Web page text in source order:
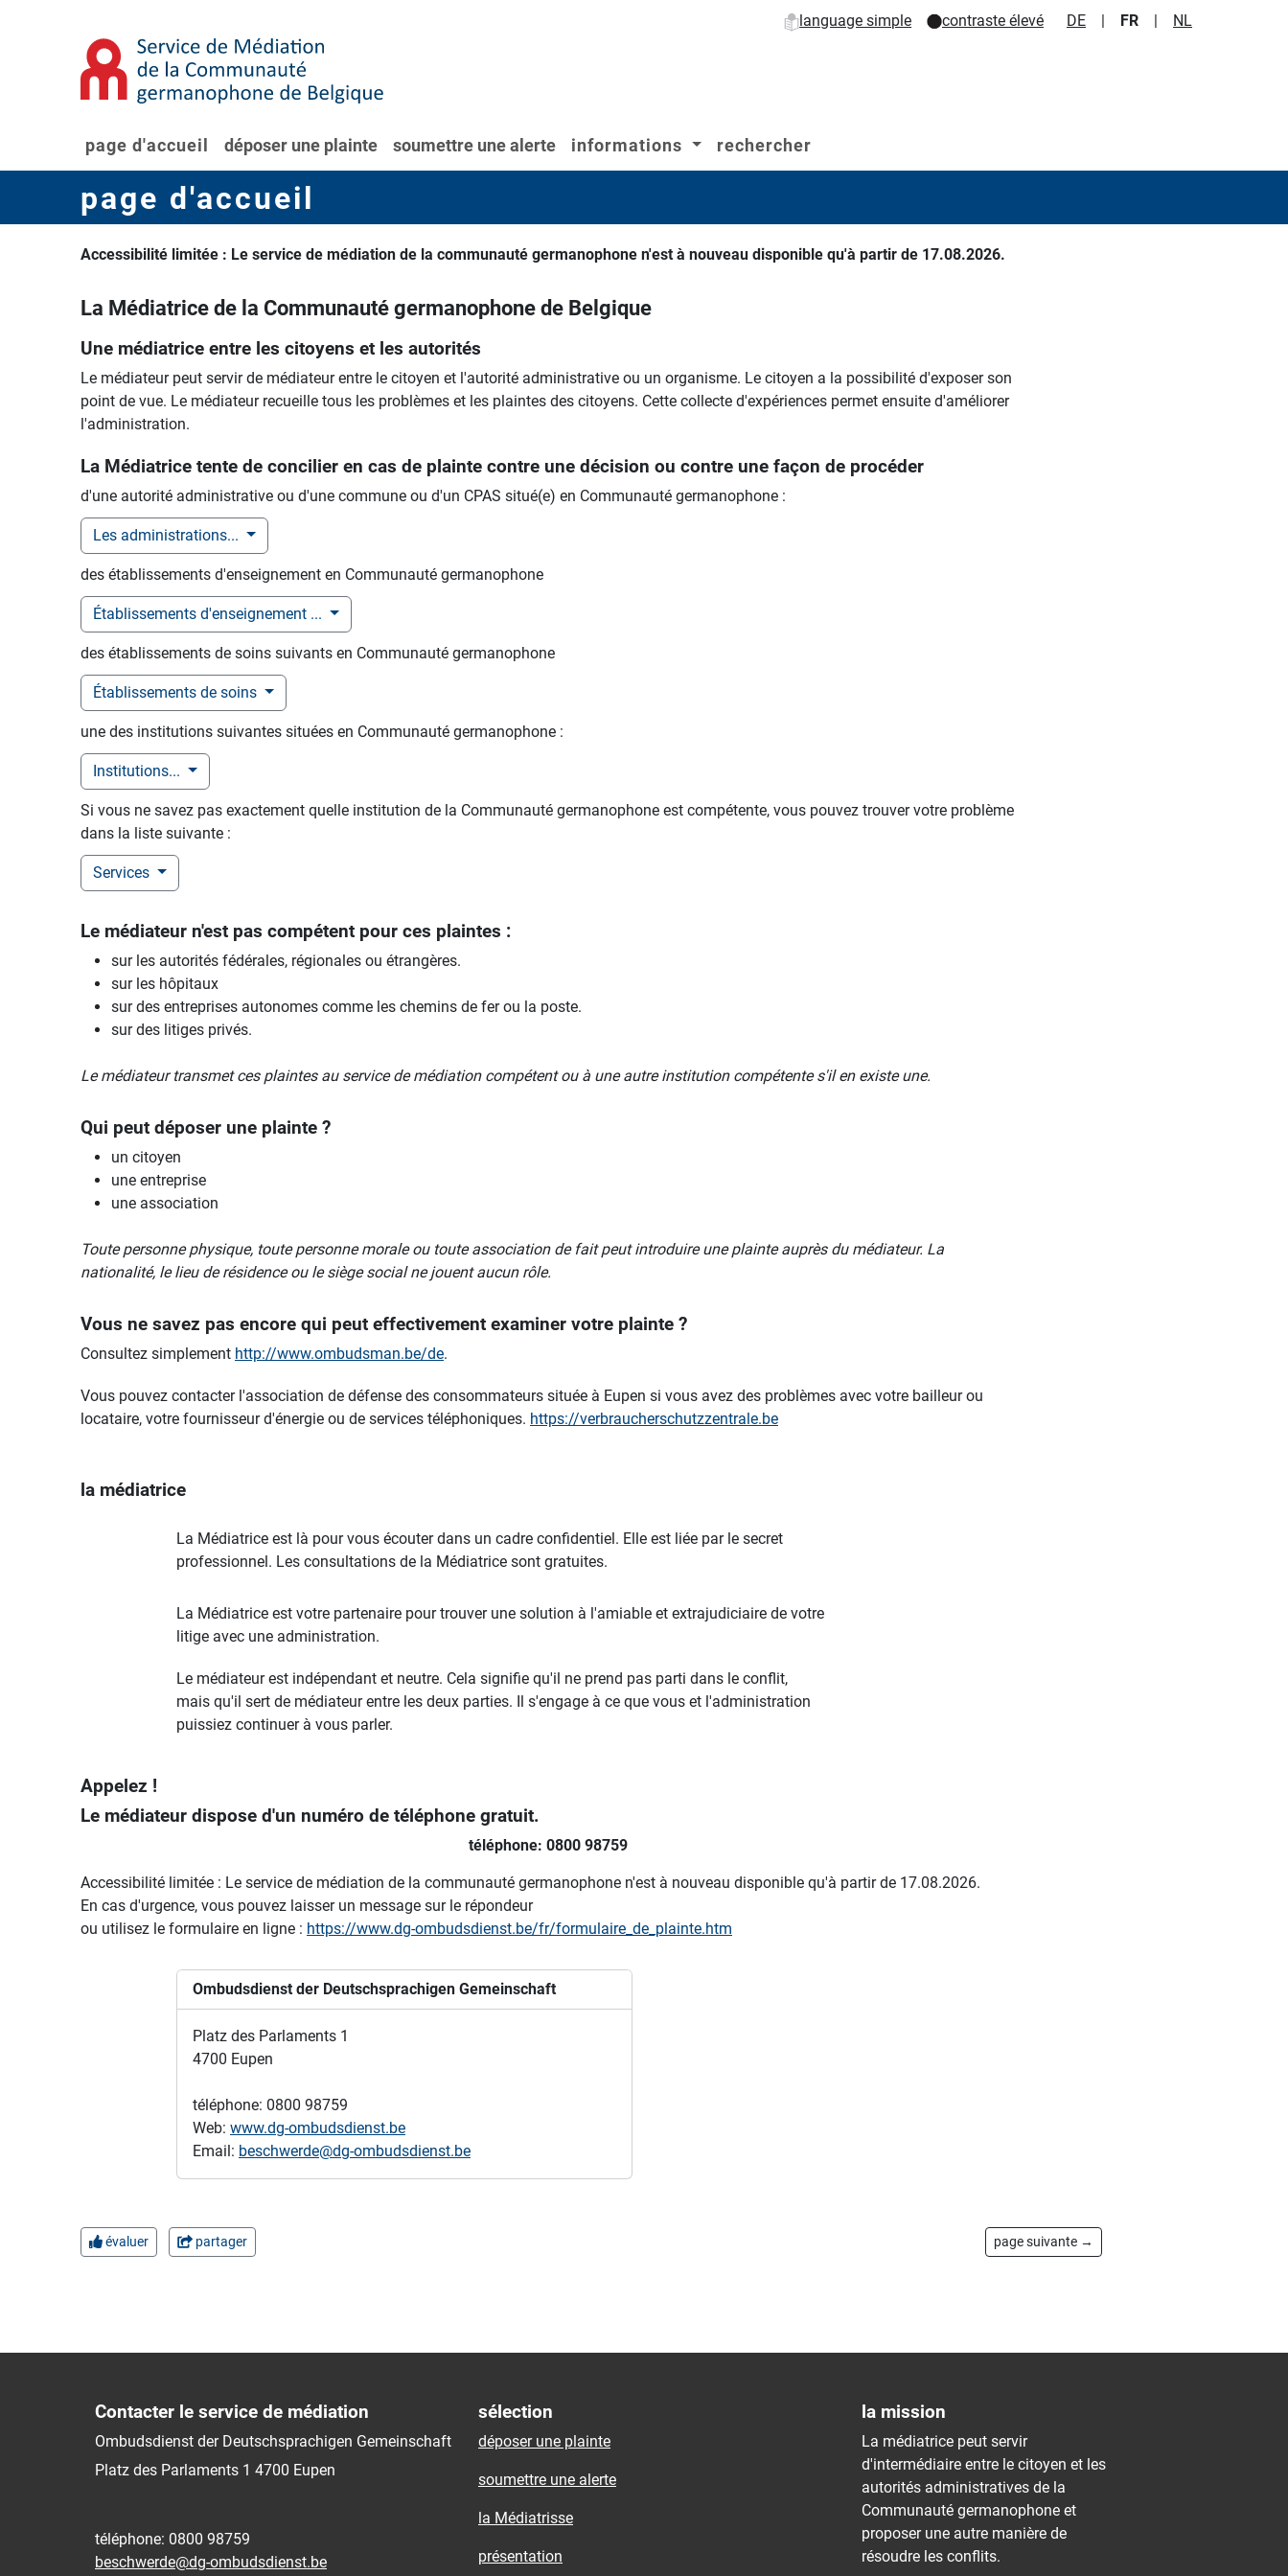
language simple contraste élevé DE | FR | NL
page d'accueil déposer une plainte soumettre une alerte informations rechercher
page d'accueil
Accessibilité limitée : Le service de médiation de la communauté germanophone n'est à nouveau disponible qu'à partir de 17.08.2026.
La Médiatrice de la Communauté germanophone de Belgique
Une médiatrice entre les citoyens et les autorités
Le médiateur peut servir de médiateur entre le citoyen et l'autorité administrative ou un organisme. Le citoyen a la possibilité d'exposer son
point de vue. Le médiateur recueille tous les problèmes et les plaintes des citoyens. Cette collecte d'expériences permet ensuite d'améliorer
l'administration.
La Médiatrice tente de concilier en cas de plainte contre une décision ou contre une façon de procéder
d'une autorité administrative ou d'une commune ou d'un CPAS situé(e) en Communauté germanophone :
Les administrations...
des établissements d'enseignement en Communauté germanophone
Établissements d'enseignement ...
des établissements de soins suivants en Communauté germanophone
Établissements de soins
une des institutions suivantes situées en Communauté germanophone :
Institutions...
Si vous ne savez pas exactement quelle institution de la Communauté germanophone est compétente, vous pouvez trouver votre problème
dans la liste suivante :
Services
Le médiateur n'est pas compétent pour ces plaintes :
sur les autorités fédérales, régionales ou étrangères.
sur les hôpitaux
sur des entreprises autonomes comme les chemins de fer ou la poste.
sur des litiges privés.
Le médiateur transmet ces plaintes au service de médiation compétent ou à une autre institution compétente s'il en existe une.
Qui peut déposer une plainte ?
un citoyen
une entreprise
une association
Toute personne physique, toute personne morale ou toute association de fait peut introduire une plainte auprès du médiateur. La
nationalité, le lieu de résidence ou le siège social ne jouent aucun rôle.
Vous ne savez pas encore qui peut effectivement examiner votre plainte ?
Consultez simplement http://www.ombudsman.be/de.
Vous pouvez contacter l'association de défense des consommateurs située à Eupen si vous avez des problèmes avec votre bailleur ou
locataire, votre fournisseur d'énergie ou de services téléphoniques. https://verbraucherschutzzentrale.be
la médiatrice
La Médiatrice est là pour vous écouter dans un cadre confidentiel. Elle est liée par le secret
professionnel. Les consultations de la Médiatrice sont gratuites.
La Médiatrice est votre partenaire pour trouver une solution à l'amiable et extrajudiciaire de votre
litige avec une administration.
Le médiateur est indépendant et neutre. Cela signifie qu'il ne prend pas parti dans le conflit,
mais qu'il sert de médiateur entre les deux parties. Il s'engage à ce que vous et l'administration
puissiez continuer à vous parler.
Appelez !
Le médiateur dispose d'un numéro de téléphone gratuit.
téléphone: 0800 98759
Accessibilité limitée : Le service de médiation de la communauté germanophone n'est à nouveau disponible qu'à partir de 17.08.2026.
En cas d'urgence, vous pouvez laisser un message sur le répondeur
ou utilisez le formulaire en ligne : https://www.dg-ombudsdienst.be/fr/formulaire_de_plainte.htm
Ombudsdienst der Deutschsprachigen Gemeinschaft
Platz des Parlaments 1
4700 Eupen
téléphone: 0800 98759
Web: www.dg-ombudsdienst.be
Email: beschwerde@dg-ombudsdienst.be
évaluer partager page suivante →
Contacter le service de médiation
Ombudsdienst der Deutschsprachigen Gemeinschaft
Platz des Parlaments 1 4700 Eupen
téléphone: 0800 98759
beschwerde@dg-ombudsdienst.be
sélection
déposer une plainte
soumettre une alerte
la Médiatrisse
présentation
la mission
La médiatrice peut servir
d'intermédiaire entre le citoyen et les
autorités administratives de la
Communauté germanophone et
proposer une autre manière de
résoudre les conflits.